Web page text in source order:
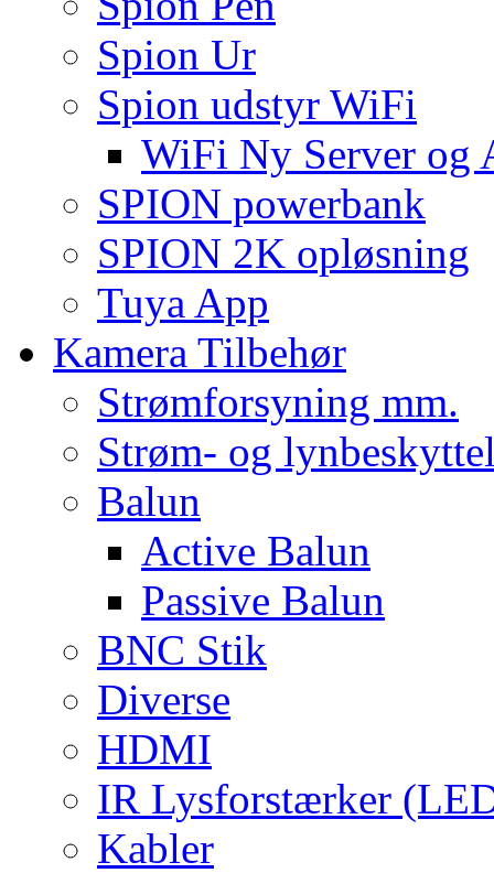
Spion Ur
Spion udstyr WiFi
WiFi Ny Server og
SPION powerbank
SPION 2K opløsning
Tuya App
Kamera Tilbehør
Strømforsyning mm.
Strøm- og
Balun
Active Balun
Passive Balun
BNC Stik
Diverse
HDMI
IR Lysforstærker
Kabler